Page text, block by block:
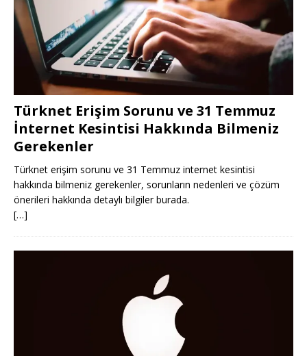
Türknet Erişim Sorunu ve 31 Temmuz
İnternet Kesintisi Hakkında Bilmeniz
Gerekenler
Türknet erişim sorunu ve 31 Temmuz internet kesintisi
hakkında bilmeniz gerekenler, sorunların nedenleri ve çözüm
önerileri hakkında detaylı bilgiler burada.
[…]